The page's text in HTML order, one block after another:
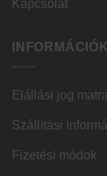
Kapcsolat
INFORMÁCIÓK
Elállási jog
Szállítási
Fizetési módok